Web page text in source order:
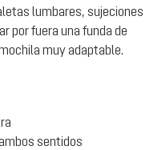
lumbares, sujeciones
por fuera una funda de
muy adaptable.
sentidos